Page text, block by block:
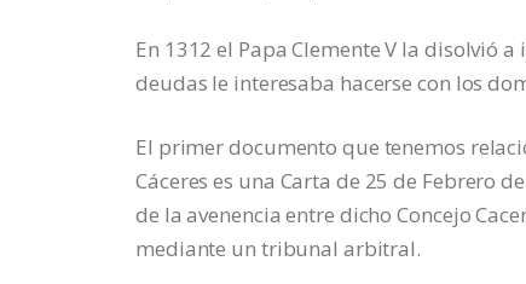
En 1312 el Papa Clemente V la disolvió
deudas le interesaba hacerse con los
El primer documento que tenemos
Cáceres es una Carta de 25 de Febrero
de la avenencia entre dicho Concejo
mediante un tribunal arbitral.